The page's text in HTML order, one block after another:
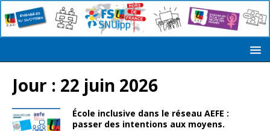
Jour : 22 juin 2026
École inclusive dans le réseau AEFE :
passer des intentions aux moyens.